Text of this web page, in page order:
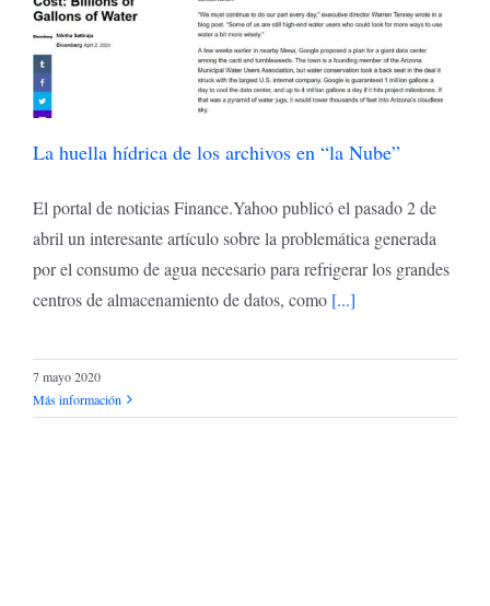
La huella hídrica de los archivos en “la Nube”
El portal de noticias Finance.Yahoo publicó el pasado 2 de
abril un interesante artículo sobre la problemática generada
por el consumo de agua necesario para refrigerar los grandes
centros de almacenamiento de datos, como [...]
7 mayo 2020
Más información